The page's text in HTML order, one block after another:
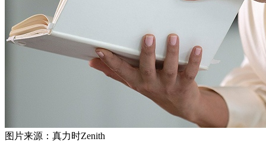
图片来源：真力时Zenith